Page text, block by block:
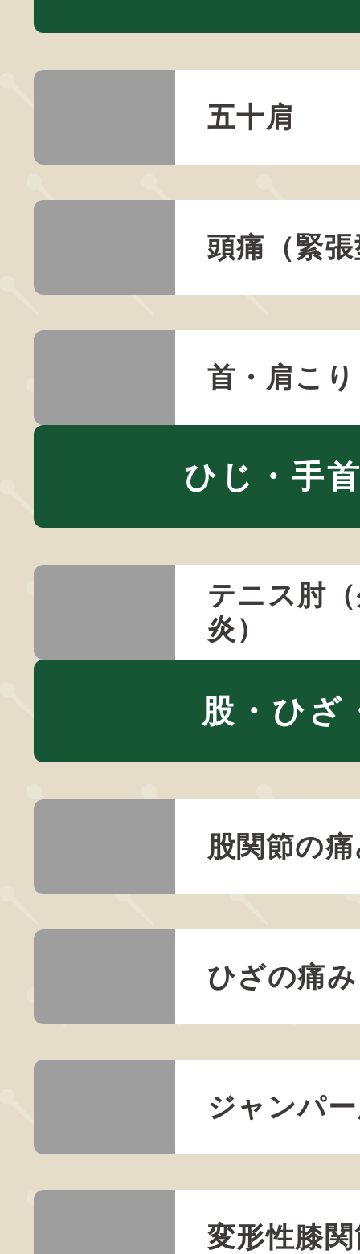
五十肩
頭痛（緊
首・肩こり
ひじ・手
テニス肘
炎）
股・ひざ
股関節の
ひざの痛み
ジャンパ
変形性膝